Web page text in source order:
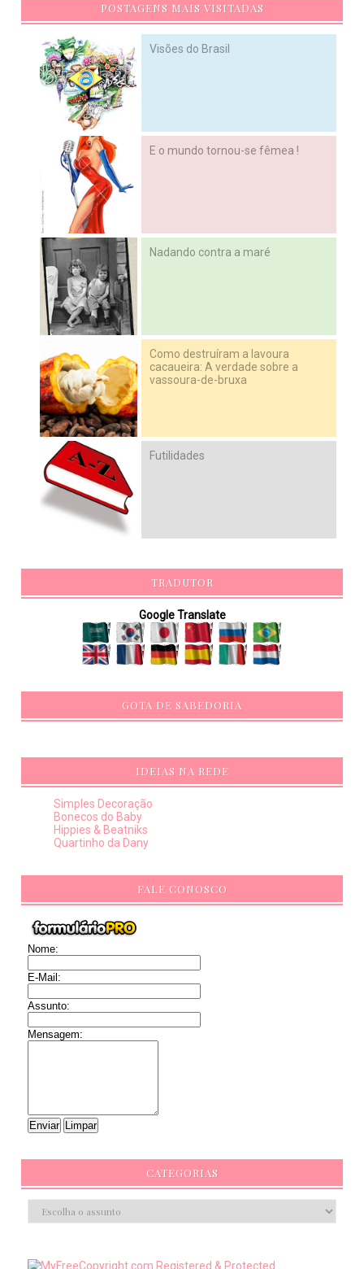
POSTAGENS MAIS VISITADAS
Visões do Brasil
E o mundo tornou-se fêmea !
Nadando contra a maré
Como destruíram a lavoura
cacaueira: A verdade sobre a
vassoura-de-bruxa
Futilidades
TRADUTOR
Google Translate
GOTA DE SABEDORIA
IDEIAS NA REDE
Simples Decoração
Bonecos do Baby
Hippies & Beatniks
Quartinho da Dany
FALE CONOSCO
Nome:
E-Mail:
Assunto:
Mensagem:
CATEGORIAS